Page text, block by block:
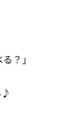
？」
♪